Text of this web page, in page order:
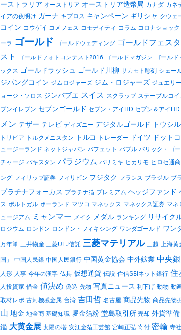
ーストラリア オーストリア オーストリア造幣局 カナダ カネ
イアの夜明け ガーナ キプロス キャンペーン ギリシャ クウェ
コイン コウゲイ コメフェス コモディティ コラム コロナショック
ーラ ゴールド ゴールドウェディング ゴールドフェスタ
スト
ゴールドフォトコンテスト2016 ゴールドマガジン ゴールド
ックス ゴールドラッシュ ゴールド川柳 サカモト彫刻 シェー
ジパングコイン ジムロジャーズ ジム・ロジャーズ ジュエリー
ョージ・ソロス ジンバブエ スイス スクラップ ステーブルコイ
ブンイレブン セブンゴールド セブン・アイHD セブン＆アイHD
メン テザー テレビ ディズニー デジタルゴールド トウシル
トリビア
トルクメニスタン トルコ トレーダー ドイツ ドット
ュージーランド ネットジャパン バフェット バブル バリック・ゴ
チャージ パキスタン パラジウム パリミキ ヒカリモ ヒロセ通商
ング フィリップ証券 フィリピン フジタク フランス ブラジル ブ
プラチナフォーカス プラチナ箔 プレミアム ヘッジファンド
ス ポルトガル ポーランド マツコ マネックス マネックス証券 マネ
ュージアム
ミャンマー メイク メダル ランキング リサイク
ロジウム ロンドン ロンドン・フィキシング ワンダゴールド ワン
万年筆 三井物産 三菱UFJ信託 三菱マテリアル 三越 上海黄
国」 中国人民銀 中国人民銀行 中国黄金協会 中外鉱業 中央
人形 人事 今年の漢字 仏具 仮想通貨 伝説 住信SBIネット銀行 住
人投資家 借金 値決め 偽造 先物 写真ニュース 利下げ 動物 動
取材レポ 古河機械金属 台湾 吉田哲 名古屋 商品先物 商品先物
山 地金 地金商 基礎知識 堀金箔粉 堂島取引所 売却 外貨準備
鑑 大黄金展 太陽の塔 安江金箔工芸館 宮崎正弘 寄付 密輸 寺社